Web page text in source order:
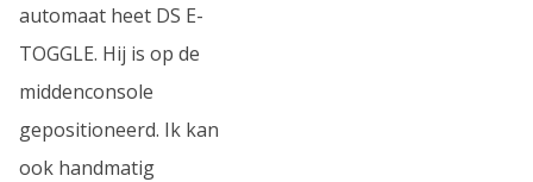
automaat heet DS E-
TOGGLE. Hij is op de
middenconsole
gepositioneerd. Ik kan
ook handmatig